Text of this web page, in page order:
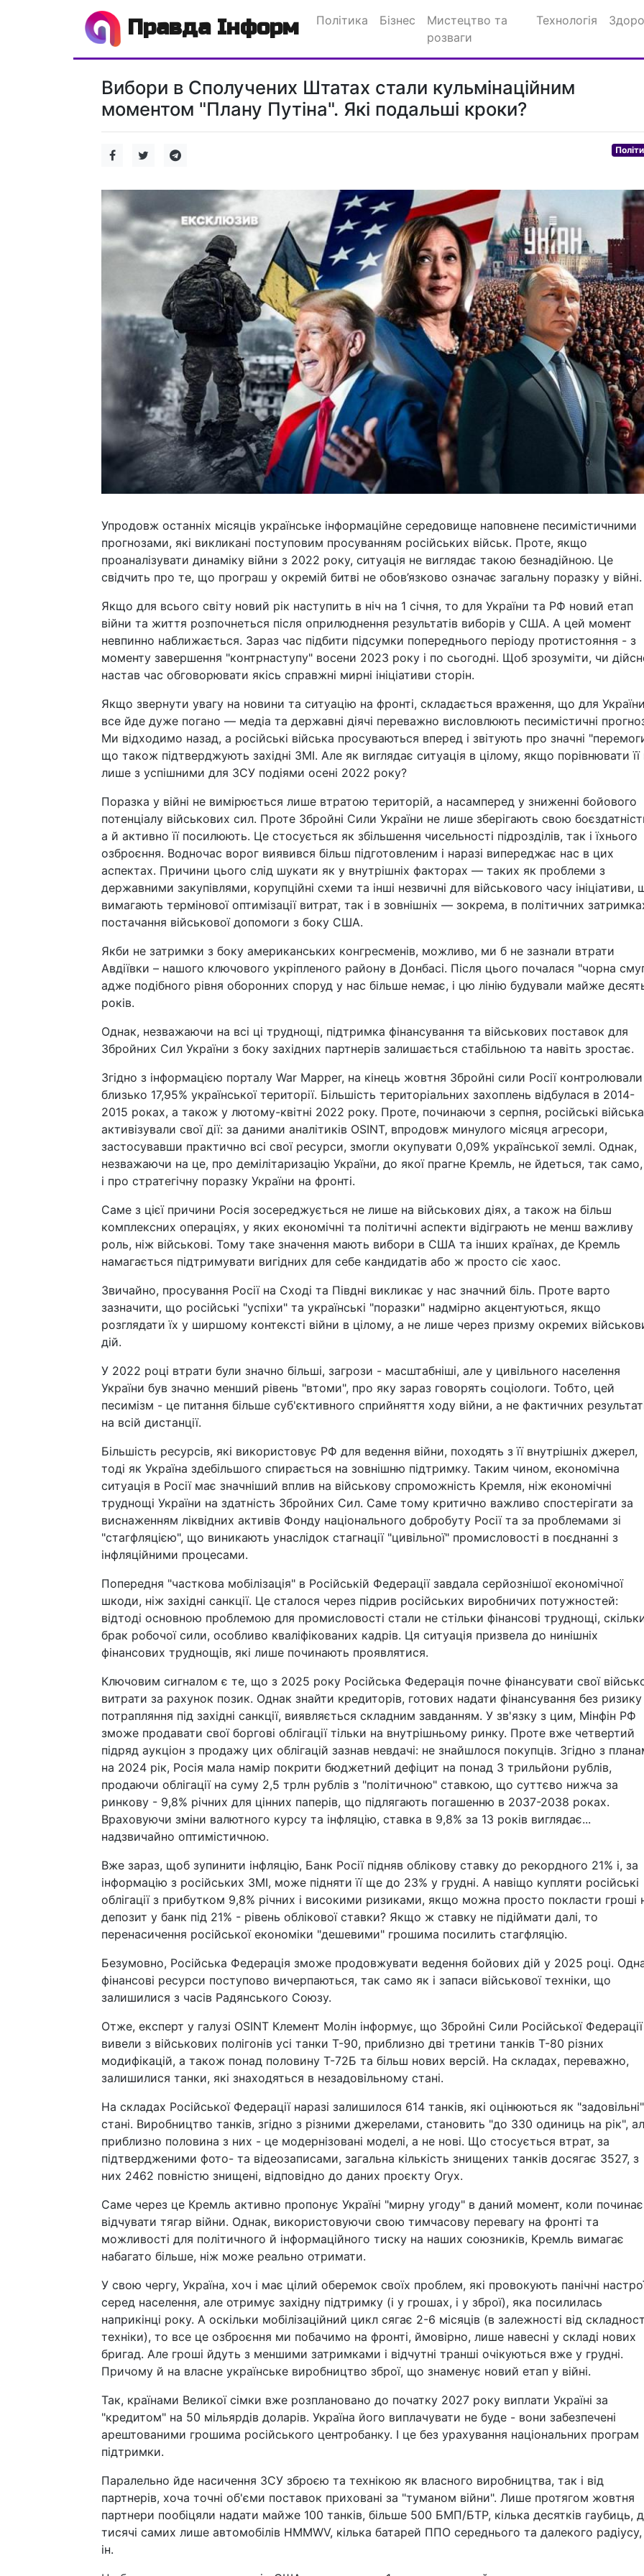
Правда Інформ Політика Бізнес
Мистецтво та
розваги
Технологія
Вибори в Сполучених Штатах стали кульмінаційним
моментом "Плану Путіна". Які подальші кроки?
Упродовж останніх місяців українське інформаційне середовище наповнене песимістичними
прогнозами, які викликані поступовим просуванням російських військ. Проте, якщо
проаналізувати динаміку війни з 2022 року, ситуація не виглядає такою безнадійною. Це
свідчить про те, що програш у окремій битві не обов’язково означає загальну поразку у війні.
Якщо для всього світу новий рік наступить в ніч на 1 січня, то для України та РФ новий етап
війни та життя розпочнеться після оприлюднення результатів виборів у США. А цей момент
невпинно наближається. Зараз час підбити підсумки попереднього періоду протистояння - з
моменту завершення "контрнаступу" восени 2023 року і по сьогодні. Щоб зрозуміти, чи
настав час обговорювати якісь справжні мирні ініціативи сторін.
Якщо звернути увагу на новини та ситуацію на фронті, складається враження, що для України
все йде дуже погано — медіа та державні діячі переважно висловлюють песимістичні
Ми відходимо назад, а російські війська просуваються вперед і звітують про значні
що також підтверджують західні ЗМІ. Але як виглядає ситуація в цілому, якщо порівнювати її
лише з успішними для ЗСУ подіями осені 2022 року?
Поразка у війні не вимірюється лише втратою територій, а насамперед у зниженні бойового
потенціалу військових сил. Проте Збройні Сили України не лише зберігають свою
а й активно її посилюють. Це стосується як збільшення чисельності підрозділів, так і їхнього
озброєння. Водночас ворог виявився більш підготовленим і наразі випереджає нас в цих
аспектах. Причини цього слід шукати як у внутрішніх факторах — таких як проблеми з
державними закупівлями, корупційні схеми та інші незвичні для військового часу ініціативи,
вимагають термінової оптимізації витрат, так і в зовнішніх — зокрема, в політичних
постачання військової допомоги з боку США.
Якби не затримки з боку американських конгресменів, можливо, ми б не зазнали втрати
Авдіївки – нашого ключового укріпленого району в Донбасі. Після цього почалася "чорна
адже подібного рівня оборонних споруд у нас більше немає, і цю лінію будували майже
років.
Однак, незважаючи на всі ці труднощі, підтримка фінансування та військових поставок для
Збройних Сил України з боку західних партнерів залишається стабільною та навіть зростає.
Згідно з інформацією порталу War Mapper, на кінець жовтня Збройні сили Росії контролювали
близько 17,95% української території. Більшість територіальних захоплень відбулася в 2014-
2015 роках, а також у лютому-квітні 2022 року. Проте, починаючи з серпня, російські війська
активізували свої дії: за даними аналітиків OSINT, впродовж минулого місяця агресори,
застосувавши практично всі свої ресурси, змогли окупувати 0,09% української землі. Однак,
незважаючи на це, про демілітаризацію України, до якої прагне Кремль, не йдеться, так
і про стратегічну поразку України на фронті.
Саме з цієї причини Росія зосереджується не лише на військових діях, а також на більш
комплексних операціях, у яких економічні та політичні аспекти відіграють не менш важливу
роль, ніж військові. Тому таке значення мають вибори в США та інших країнах, де Кремль
намагається підтримувати вигідних для себе кандидатів або ж просто сіє хаос.
Звичайно, просування Росії на Сході та Півдні викликає у нас значний біль. Проте варто
зазначити, що російські "успіхи" та українські "поразки" надмірно акцентуються, якщо
розглядати їх у ширшому контексті війни в цілому, а не лише через призму окремих
дій.
У 2022 році втрати були значно більші, загрози - масштабніші, але у цивільного населення
України був значно менший рівень "втоми", про яку зараз говорять соціологи. Тобто, цей
песимізм - це питання більше суб'єктивного сприйняття ходу війни, а не фактичних
на всій дистанції.
Більшість ресурсів, які використовує РФ для ведення війни, походять з її внутрішніх джерел,
тоді як Україна здебільшого спирається на зовнішню підтримку. Таким чином, економічна
ситуація в Росії має значніший вплив на військову спроможність Кремля, ніж економічні
труднощі України на здатність Збройних Сил. Саме тому критично важливо спостерігати за
виснаженням ліквідних активів Фонду національного добробуту Росії та за проблемами зі
"стагфляцією", що виникають унаслідок стагнації "цивільної" промисловості в поєднанні з
інфляційними процесами.
Попередня "часткова мобілізація" в Російській Федерації завдала серйознішої економічної
шкоди, ніж західні санкції. Це сталося через підрив російських виробничих потужностей:
відтоді основною проблемою для промисловості стали не стільки фінансові труднощі,
брак робочої сили, особливо кваліфікованих кадрів. Ця ситуація призвела до нинішніх
фінансових труднощів, які лише починають проявлятися.
Ключовим сигналом є те, що з 2025 року Російська Федерація почне фінансувати свої
витрати за рахунок позик. Однак знайти кредиторів, готових надати фінансування без ризику
потрапляння під західні санкції, виявляється складним завданням. У зв'язку з цим, Мінфін РФ
зможе продавати свої боргові облігації тільки на внутрішньому ринку. Проте вже четвертий
підряд аукціон з продажу цих облігацій зазнав невдачі: не знайшлося покупців. Згідно з
на 2024 рік, Росія мала намір покрити бюджетний дефіцит на понад 3 трильйони рублів,
продаючи облігації на суму 2,5 трлн рублів з "політичною" ставкою, що суттєво нижча за
ринкову - 9,8% річних для цінних паперів, що підлягають погашенню в 2037-2038 роках.
Враховуючи зміни валютного курсу та інфляцію, ставка в 9,8% за 13 років виглядає...
надзвичайно оптимістичною.
Вже зараз, щоб зупинити інфляцію, Банк Росії підняв облікову ставку до рекордного 21% і, за
інформацію з російських ЗМІ, може підняти її ще до 23% у грудні. А навіщо купляти російські
облігації з прибутком 9,8% річних і високими ризиками, якщо можна просто покласти гроші
депозит у банк під 21% - рівень облікової ставки? Якщо ж ставку не підіймати далі, то
перенасичення російської економіки "дешевими" грошима посилить стагфляцію.
Безумовно, Російська Федерація зможе продовжувати ведення бойових дій у 2025 році.
фінансові ресурси поступово вичерпаються, так само як і запаси військової техніки, що
залишилися з часів Радянського Союзу.
Отже, експерт у галузі OSINT Клемент Молін інформує, що Збройні Сили Російської Федерації
вивели з військових полігонів усі танки Т-90, приблизно дві третини танків Т-80 різних
модифікацій, а також понад половину Т-72Б та більш нових версій. На складах, переважно,
залишилися танки, які знаходяться в незадовільному стані.
На складах Російської Федерації наразі залишилося 614 танків, які оцінюються як
стані. Виробництво танків, згідно з різними джерелами, становить "до 330 одиниць на рік",
приблизно половина з них - це модернізовані моделі, а не нові. Що стосується втрат, за
підтвердженими фото- та відеозаписами, загальна кількість знищених танків досягає 3527, з
них 2462 повністю знищені, відповідно до даних проєкту Oryx.
Саме через це Кремль активно пропонує Україні "мирну угоду" в даний момент, коли починає
відчувати тягар війни. Однак, використовуючи свою тимчасову перевагу на фронті та
можливості для політичного й інформаційного тиску на наших союзників, Кремль вимагає
набагато більше, ніж може реально отримати.
У свою чергу, Україна, хоч і має цілий оберемок своїх проблем, які провокують панічні
серед населення, але отримує західну підтримку (і у грошах, і у зброї), яка посилилась
наприкінці року. А оскільки мобілізаційний цикл сягає 2-6 місяців (в залежності від
техніки), то все це озброєння ми побачимо на фронті, ймовірно, лише навесні у складі нових
бригад. Але гроші йдуть з меншими затримками і відчутні транші очікуються вже у грудні.
Причому й на власне українське виробництво зброї, що знаменує новий етап у війні.
Так, країнами Великої сімки вже розплановано до початку 2027 року виплати Україні за
"кредитом" на 50 мільярдів доларів. Україна його виплачувати не буде - вони забезпечені
арештованими грошима російського центробанку. І це без урахування національних програм
підтримки.
Паралельно йде насичення ЗСУ зброєю та технікою як власного виробництва, так і від
партнерів, хоча точні об'єми поставок приховані за "туманом війни". Лише протягом жовтня
партнери пообіцяли надати майже 100 танків, більше 500 БМП/БТР, кілька десятків гаубиць,
тисячі самих лише автомобілів HMMWV, кілька батарей ППО середнього та далекого радіусу,
ін.